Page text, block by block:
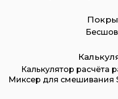
Калькулятор расчёта
Миксер для смешивания